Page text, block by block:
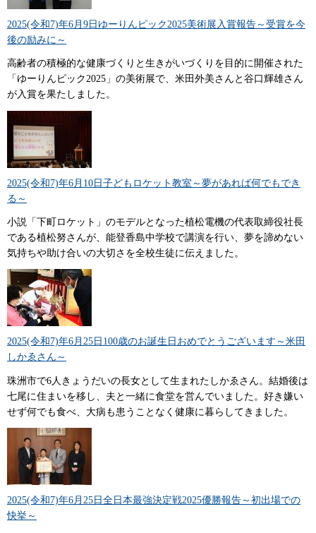
2025(令和7)年6月9日ゆーりんピック2025美術展入賞報告～受賞を今
後の励みに～
高齢者の積極的な健康づくりと生きがいづくりを目的に開催された
「ゆーりんピック2025」の美術展で、米田外美さんと谷口輝雄さん
が入賞を果たしました。
2025(令和7)年6月10日子どもロケット教室～夢があれば何でもでき
る～
小説「下町ロケット」のモデルとなった植松電機の代表取締役社長
である植松努さんが、能登香島中学校で講演を行い、夢を諦めない
気持ちや助け合いの大切さを全校生徒に伝えました。
2025(令和7)年6月25日100歳のお誕生日おめでとうございます～米田
しかゑさん～
珠洲市で6人きょうだいの長女として生まれたしかゑさん。結婚後は
七尾に住まいを移し、夫と一緒に食堂を営んでいました。好き嫌い
せず何でも食べ、大病も患うことなく健康に暮らしてきました。
2025(令和7)年6月25日全日本最強決定戦2025優勝報告～初出場での
快挙～